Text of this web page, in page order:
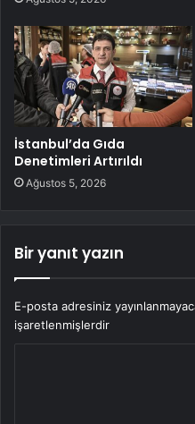
İstanbul’da Gıda
Denetimleri Artırıldı
Ağustos 5, 2026
Bir yanıt yazın
E-posta adresiniz
işaretlenmişlerdir